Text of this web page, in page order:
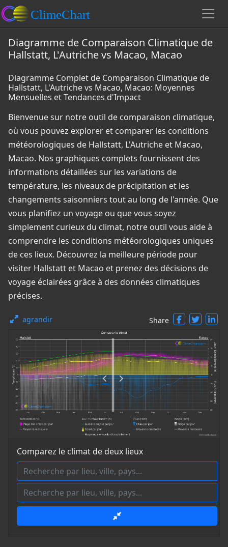
Diagramme de Comparaison Climatique de
Hallstatt, L'Autriche vs Macao, Macao
Diagramme Complet de Comparaison Climatique de
Hallstatt, L'Autriche vs Macao, Macao: Moyennes
Mensuelles et Tendances d'Impact
Bienvenue sur notre outil de comparaison climatique,
où vous pouvez explorer et comparer les conditions
météorologiques de Hallstatt, L'Autriche et Macao,
Macao. Nos graphiques complets fournissent des
informations détaillées sur les variations de
température, les niveaux de précipitation et les
changements saisonniers tout au long de l'année. Que
vous planifiez un voyage ou que vous soyez
simplement curieux du climat, notre outil vous aide à
comprendre les conditions météorologiques uniques
de ces lieux. Découvrez la meilleure période pour
visiter Hallstatt et Macao et prenez des décisions de
voyage éclairées grâce à des données climatiques
précises.
agrandir Share
Comparez le climat de deux lieux